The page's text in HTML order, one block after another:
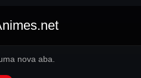
nova aba.